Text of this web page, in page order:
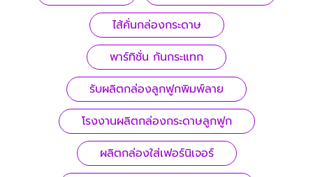
ไส้คั่นกล่องกระดาษ
พาร์ทิชั่น กันกระแทก
รับผลิตกล่องลูกฟูกพิมพ์ลาย
โรงงานผลิตกล่องกระดาษลูกฟูก
ผลิตกล่องใส่เฟอร์นิเจอร์